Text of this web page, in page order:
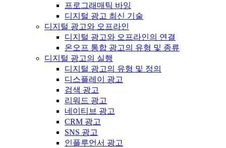
프로그래매틱 바잉
디지털 광고 최신 기술
디지털 광고와 오프라인
디지털 광고와 오프라인의 연결
온오프 통합 광고의 유형 및 종류
디지털 광고의 실행
디지털 광고의 유형 및 정의
디스플레이 광고
검색 광고
리워드 광고
네이티브 광고
CRM 광고
SNS 광고
인플루언서 광고